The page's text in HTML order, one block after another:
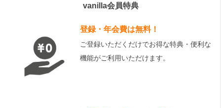
vanilla会員特典
登録・年会費は無料！
ご登録いただくだけでお得な特典・便利な
機能がご利用いただけます。